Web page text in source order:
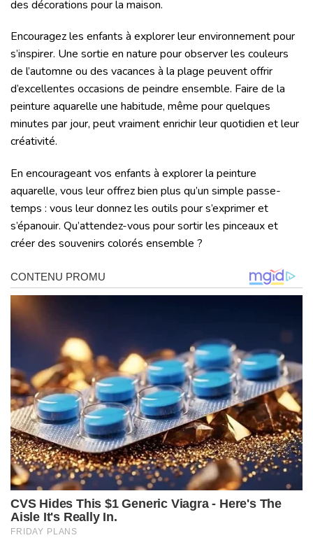
des décorations pour la maison.
Encouragez les enfants à explorer leur environnement pour
s’inspirer. Une sortie en nature pour observer les couleurs
de l’automne ou des vacances à la plage peuvent offrir
d’excellentes occasions de peindre ensemble. Faire de la
peinture aquarelle une habitude, même pour quelques
minutes par jour, peut vraiment enrichir leur quotidien et leur
créativité.
En encourageant vos enfants à explorer la peinture
aquarelle, vous leur offrez bien plus qu’un simple passe-
temps : vous leur donnez les outils pour s’exprimer et
s’épanouir. Qu’attendez-vous pour sortir les pinceaux et
créer des souvenirs colorés ensemble ?